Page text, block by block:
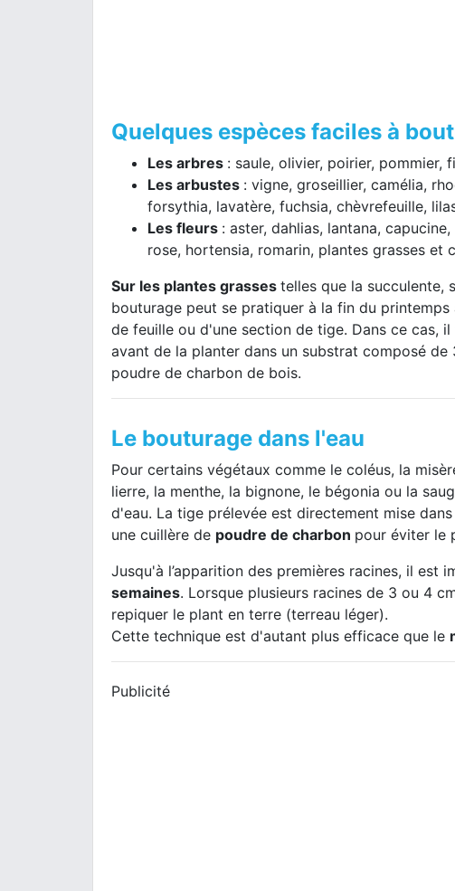
Quelques espèces faciles à
Les arbres : saule, olivier, poirier, pommier,
Les arbustes : vigne, groseillier, camélia,
forsythia, lavatère, fuchsia, chèvrefeuille,
Les fleurs : aster, dahlias, lantana,
rose, hortensia, romarin, plantes grasses et
Sur les plantes grasses telles que la succulente,
bouturage peut se pratiquer à la fin du
de feuille ou d'une section de tige. Dans ce cas, il
avant de la planter dans un substrat composé
poudre de charbon de bois.
Le bouturage dans l'eau
Pour certains végétaux comme le coléus, la
lierre, la menthe, la bignone, le bégonia ou la
d'eau. La tige prélevée est directement mise dans
une cuillère de poudre de charbon pour éviter le
Jusqu'à l’apparition des premières racines, il est
semaines. Lorsque plusieurs racines de 3 ou 4
repiquer le plant en terre (terreau léger).
Cette technique est d'autant plus efficace que le
Publicité